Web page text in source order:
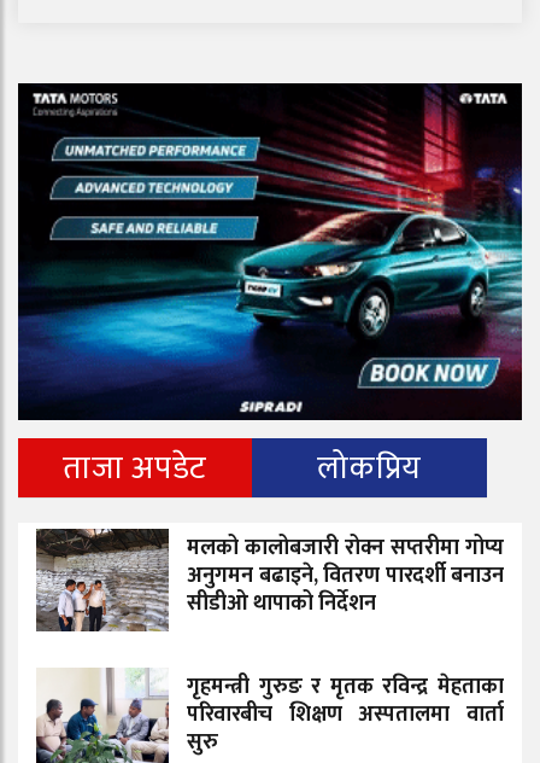
ताजा अपडेट लोकप्रिय
मलको कालोबजारी रोक्न सप्तरीमा गोप्य
अनुगमन बढाइने, वितरण पारदर्शी बनाउन
सीडीओ थापाको निर्देशन
गृहमन्त्री गुरुङ र मृतक रविन्द्र मेहताका
परिवारबीच शिक्षण अस्पतालमा वार्ता
सुरु